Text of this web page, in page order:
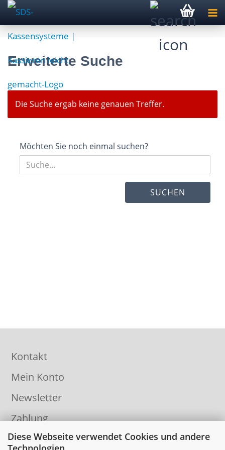
Diese Webseite verwendet Cookies und andere
Erweiterte Suche
Die Suche ergab keine genauen Treffer.
MÖCHTEN
SIE
NOCH
Möchten Sie noch einmal suchen?
SUCHEN
Kontakt
Mein Konto
Newsletter
Zahlung
Informationen